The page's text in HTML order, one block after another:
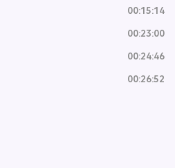
00:15:14
00:23:00
00:24:46
00:26:52